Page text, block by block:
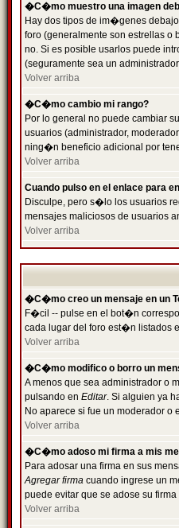
�C�mo muestro una imagen
Hay dos tipos de im�genes
foro (generalmente son estrellas o
no. Si es posible usarlos puede
(seguramente sea un
Volver arriba
�C�mo cambio mi rango?
Por lo general no puede cambiar
usuarios (administrador,
ning�n beneficio adicional por
Volver arriba
Cuando pulso en el enlace para
Disculpe, pero s�lo los usuarios
mensajes maliciosos de usuarios
Volver arriba
�C�mo creo un mensaje en un
F�cil -- pulse en el bot�n
cada lugar del foro est�n listados
Volver arriba
�C�mo modifico o borro un
A menos que sea administrador o
pulsando en Editar. Si alguien ya
No aparece si fue un moderador
Volver arriba
�C�mo adoso mi firma a mis
Para adosar una firma en sus
Agregar firma cuando ingrese un
puede evitar que se adose su
Volver arriba